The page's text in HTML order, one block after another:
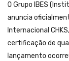
O Grupo IBES
anuncia
Internacional
certificação de
lançamento